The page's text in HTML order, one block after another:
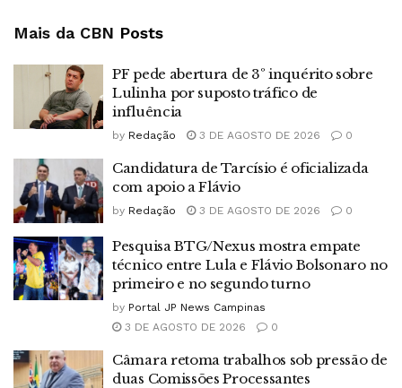
Mais da CBN Posts
PF pede abertura de 3º inquérito sobre
Lulinha por suposto tráfico de
influência
by Redação 3 DE AGOSTO DE 2026 0
Candidatura de Tarcísio é oficializada
com apoio a Flávio
by Redação 3 DE AGOSTO DE 2026 0
Pesquisa BTG/Nexus mostra empate
técnico entre Lula e Flávio Bolsonaro no
primeiro e no segundo turno
by Portal JP News Campinas
3 DE AGOSTO DE 2026
0
Câmara retoma trabalhos sob pressão de
duas Comissões Processantes